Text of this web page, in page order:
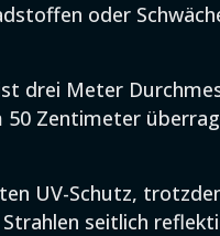
oder
drei Meter
Zentimeter
UV-Schutz,
seitlich